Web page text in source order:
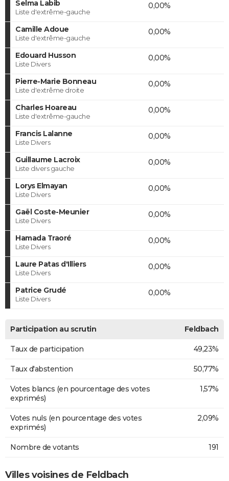
Selma Labib
Liste d'extrême-gauche
0,00%
Camille Adoue
Liste d'extrême-gauche
0,00%
Edouard Husson
Liste Divers
0,00%
Pierre-Marie Bonneau
Liste d'extrême droite
0,00%
Charles Hoareau
Liste d'extrême-gauche
0,00%
Francis Lalanne
Liste Divers
0,00%
Guillaume Lacroix
Liste divers gauche
0,00%
Lorys Elmayan
Liste Divers
0,00%
Gaël Coste-Meunier
Liste Divers
0,00%
Hamada Traoré
Liste Divers
0,00%
Laure Patas d'Illiers
Liste Divers
0,00%
Patrice Grudé
Liste Divers
0,00%
Participation au scrutin Feldbach
Taux de participation 49,23%
Taux d'abstention 50,77%
Votes blancs (en pourcentage des votes
exprimés)
1,57%
Votes nuls (en pourcentage des votes
exprimés)
2,09%
Nombre de votants 191
Villes voisines de Feldbach